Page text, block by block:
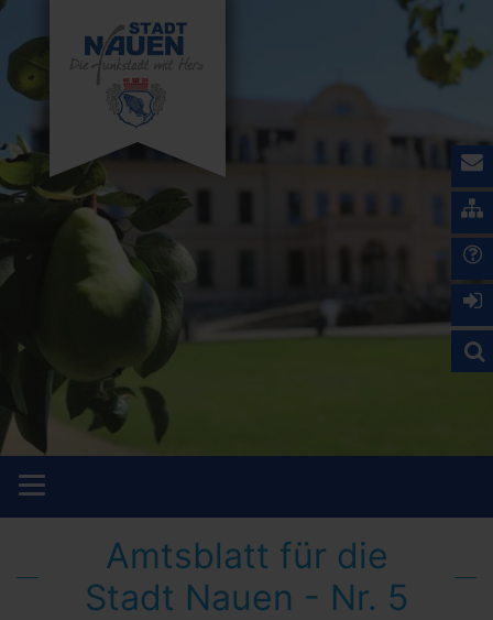
Amtsblatt für die
Stadt Nauen - Nr. 5